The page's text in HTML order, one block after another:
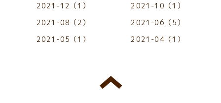
2021-12（1）
2021-10（1）
2021-08（2）
2021-06（5）
2021-05（1）
2021-04（1）